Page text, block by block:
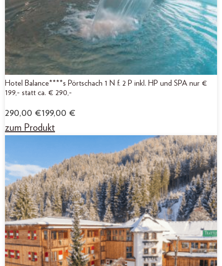
Hotel Balance****s Pörtschach 1 N f. 2 P inkl. HP und SPA nur €
199,- statt ca. € 290,-
290,00 €199,00 €
zum Produkt